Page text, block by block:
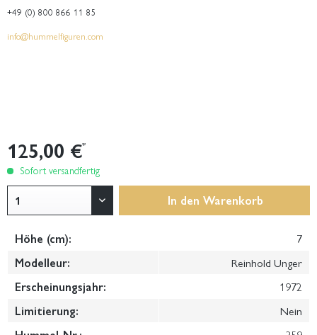
+49 (0) 800 866 11 85
info@hummelfiguren.com
125,00 €*
Sofort versandfertig
In den Warenkorb
Höhe (cm):
7
Modelleur:
Reinhold Unger
Erscheinungsjahr:
1972
Limitierung:
Nein